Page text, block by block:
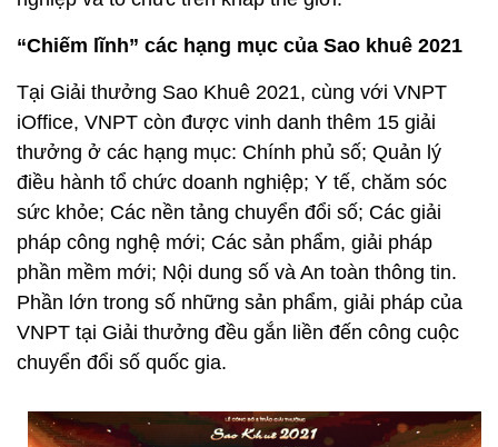
“Chiếm lĩnh” các hạng mục của Sao khuê 2021
Tại Giải thưởng Sao Khuê 2021, cùng với VNPT
iOffice, VNPT còn được vinh danh thêm 15 giải
thưởng ở các hạng mục: Chính phủ số; Quản lý
điều hành tổ chức doanh nghiệp; Y tế, chăm sóc
sức khỏe; Các nền tảng chuyển đổi số; Các giải
pháp công nghệ mới; Các sản phẩm, giải pháp
phần mềm mới; Nội dung số và An toàn thông tin.
Phần lớn trong số những sản phẩm, giải pháp của
VNPT tại Giải thưởng đều gắn liền đến công cuộc
chuyển đổi số quốc gia.